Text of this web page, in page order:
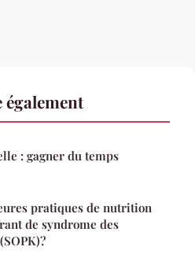
: gagner du temps
pratiques de nutrition
de syndrome des